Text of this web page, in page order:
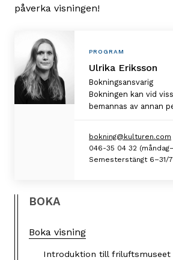
påverka visningen!
Personlig
information
PROGRAM
Ulrika Eriksson
Bokningsansvarig
Bokningen kan vid
bemannas av annan
bokning@kulturen.com
046-35 04 32
Semesterstängt 6–31/7
BOKA
Boka visning
Introduktion till friluftsmuseet